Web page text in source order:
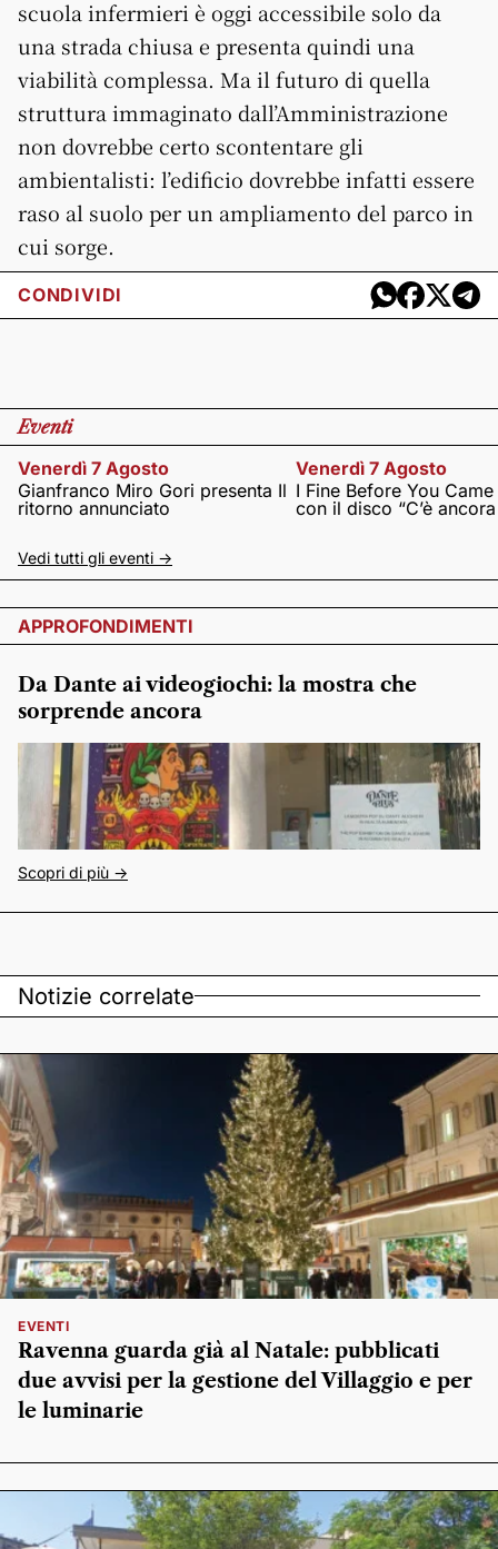
scuola infermieri è oggi accessibile solo da
una strada chiusa e presenta quindi una
viabilità complessa. Ma il futuro di quella
struttura immaginato dall’Amministrazione
non dovrebbe certo scontentare gli
ambientalisti: l’edificio dovrebbe infatti essere
raso al suolo per un ampliamento del parco in
cui sorge.
CONDIVIDI
Eventi
Venerdì 7 Agosto
Gianfranco Miro Gori presenta Il
ritorno annunciato
Venerdì 7 Agosto
I Fine Before You
con il disco “C’è
Vedi tutti gli eventi ->
APPROFONDIMENTI
Da Dante ai videogiochi: la mostra che
sorprende ancora
Scopri di più ->
Notizie correlate
EVENTI
Ravenna guarda già al Natale: pubblicati
due avvisi per la gestione del Villaggio e per
le luminarie